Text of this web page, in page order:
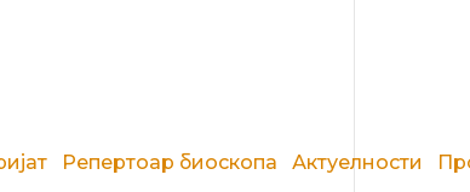
Репертоар биоскопа Актуелности